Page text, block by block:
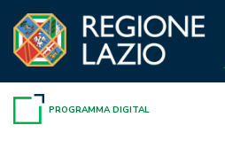
contenuto
PROGRAMMA DIGITAL